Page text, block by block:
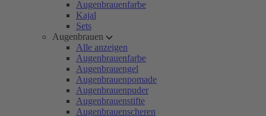
Augenbrauenfarbe
Kajal
Sets
Augenbrauen
Alle anzeigen
Augenbrauenfarbe
Augenbrauengel
Augenbrauenpomade
Augenbrauenpuder
Augenbrauenstifte
Augenbrauenscheren